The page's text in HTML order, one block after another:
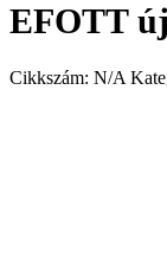
EFOTT
Cikkszám: N/A